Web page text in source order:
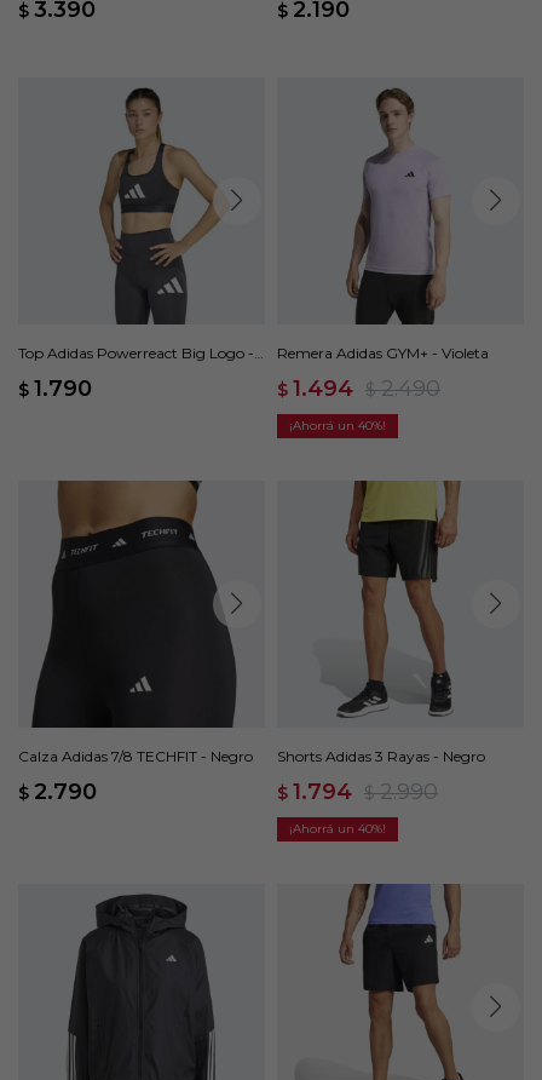
$ 3.390 $ 2.190
Top Adidas Powerreact Big Logo -
$ 1.790
Remera Adidas GYM+ - Violeta
$ 1.494 $ 2.490
40
Calza Adidas 7/8 TECHFIT - Negro
$ 2.790
Shorts Adidas 3 Rayas - Negro
$ 1.794 $ 2.990
40